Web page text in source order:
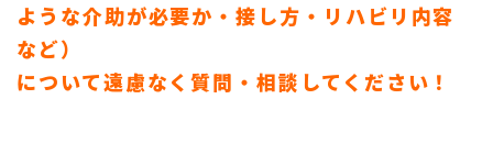
ような介助が必要か・接し方・リハビリ内容
など）
について遠慮なく質問・相談してください！